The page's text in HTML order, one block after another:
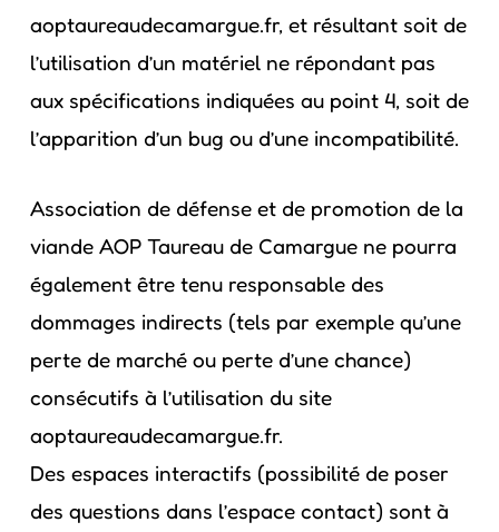
aoptaureaudecamargue.fr, et résultant soit de
l’utilisation d’un matériel ne répondant pas
aux spécifications indiquées au point 4, soit de
l’apparition d’un bug ou d’une incompatibilité.
Association de défense et de promotion de la
viande AOP Taureau de Camargue ne pourra
également être tenu responsable des
dommages indirects (tels par exemple qu’une
perte de marché ou perte d’une chance)
consécutifs à l’utilisation du site
aoptaureaudecamargue.fr.
Des espaces interactifs (possibilité de poser
des questions dans l’espace contact) sont à